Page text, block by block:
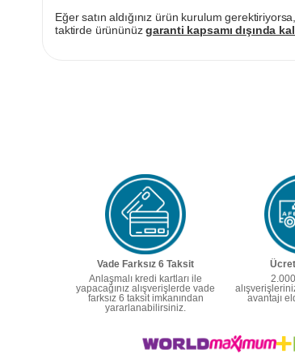
Eğer satın aldığınız ürün kurulum
taktirde ürününüzgaranti kapsamı dışında
Vade Farksız 6 Taksit
Anlaşmalı kredi kartları ile
yapacağınız alışverişlerde vade
farksız 6 taksit imkanından
yararlanabilirsiniz.
avantajı